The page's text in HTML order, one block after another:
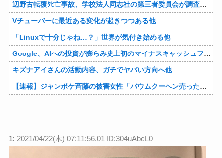
辺野古転覆ﾀﾋ亡事故、学校法人同志社の第三者委員会が調査報告書を公表 … 安全配慮義務違反や安全管理に関する検証を妨げた組織風土の存在を指摘
Vチューバーに最近ある変化が起きつつある他
「Linuxで十分じゃね…？」世界が気付き始める他
Google、AIへの投資が膨らみ史上初のマイナスキャッシュフローに陥る他
キズナアイさんの活動内容、ガチでヤバい方向へ他
【速報】ジャンポケ斉藤の被害女性「バウムクーヘン売ったりTikTokライブしててムカついたから示談しなかった」他
1: 2021/04/22(木) 07:11:56.01 ID:304uAbcL0